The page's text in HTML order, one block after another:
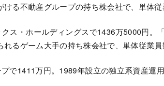
る不動産グループの持ち株会社で、単体従
ス・ホールディングスで1436万5000円。
れるゲーム大手の持ち株会社で、単体従業員
で1411万円。1989年設立の独立系資産運